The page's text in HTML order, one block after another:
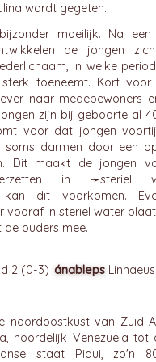
wordt gegeten.
moeilijk. Na een
de jongen
in welke
toeneemt. Kort voor
naar medebewoners
zijn bij geboorte al
voor dat jongen
soms darmen door een
Dit maakt de jongen
in ➛steriel
dit voorkomen.
vooraf in steriel water
ouders mee.
ánableps
noordoostkust van Zuid-
noordelijk Venezuela tot
staat Piaui, zo'n